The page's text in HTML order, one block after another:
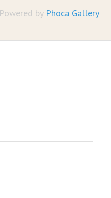
Powered by Phoca Gallery